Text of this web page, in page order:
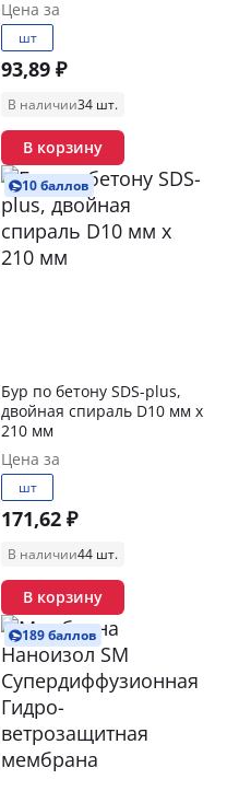
Цена за
шт
93,89 ₽
В наличии34 шт.
В корзину
10 баллов
Бур по бетону SDS-plus,
двойная спираль D10 мм x
210 мм
Цена за
шт
171,62 ₽
В наличии44 шт.
В корзину
189 баллов